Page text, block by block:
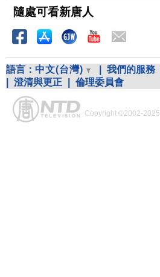
隨處可看新唐人
語言： 中文(台灣) 我們的服務
澄清與更正 倫理委員會
Copyright ©2002-2025